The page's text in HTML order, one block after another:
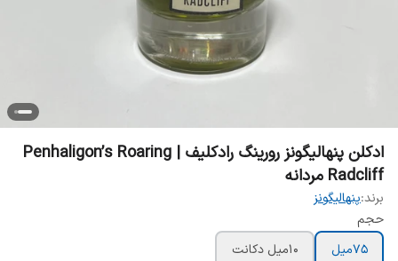
ادکلن پنهالیگونز رورینگ رادکلیف | Penhaligon’s Roaring
Radcliff مردانه
برند:پنهالیگونز
حجم
75میل
10میل دکانت